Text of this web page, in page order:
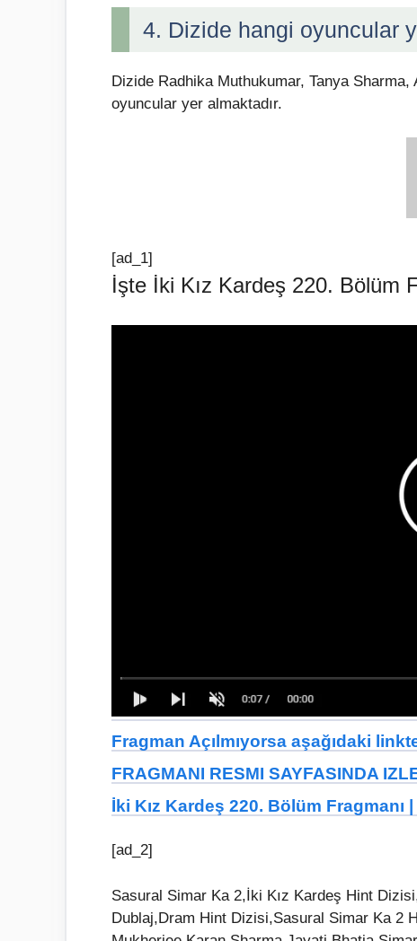
4. Dizide hangi oyuncular
Dizide Radhika Muthukumar, Tanya
oyuncular yer almaktadır.
[ad_1]
İşte İki Kız Kardeş 220. Bölüm
Fragman Açılmıyorsa aşağıdaki
FRAGMANI RESMI SAYFASINDA
İki Kız Kardeş 220. Bölüm Fragmanı
[ad_2]
Sasural Simar Ka 2,İki Kız Kardeş Hint
Dublaj,Dram Hint Dizisi,Sasural Simar Ka 2